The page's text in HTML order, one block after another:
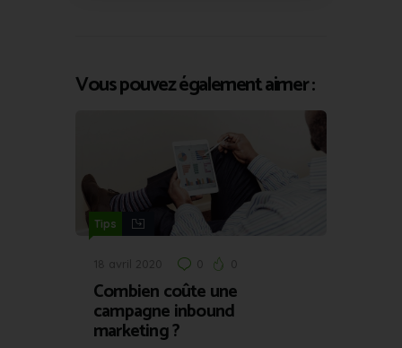
Vous pouvez également aimer :
Tips
18 avril 2020 0 0
Combien coûte une
campagne inbound
marketing ?